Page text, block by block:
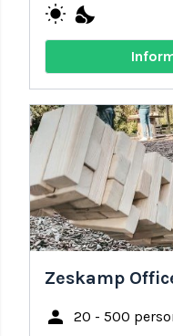
wb_sunny nights_stay
Zeskamp
person 20 - 500